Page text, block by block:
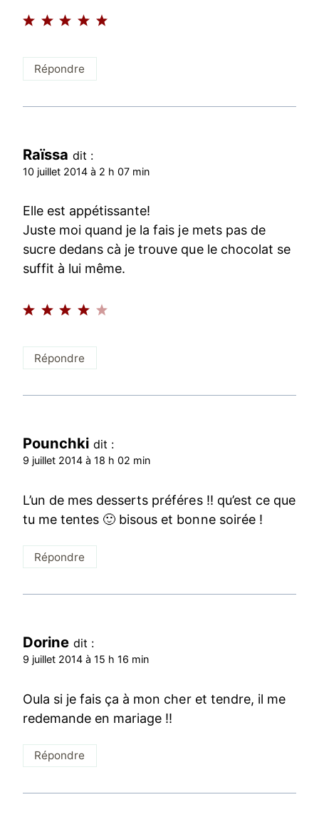
Répondre
Raïssa dit :
10 juillet 2014 à 2 h 07 min
Elle est appétissante!
Juste moi quand je la fais je mets pas de
sucre dedans cà je trouve que le chocolat se
suffit à lui même.
Répondre
Pounchki dit :
9 juillet 2014 à 18 h 02 min
L’un de mes desserts préféres !! qu’est ce que
tu me tentes 🙂 bisous et bonne soirée !
Répondre
Dorine dit :
9 juillet 2014 à 15 h 16 min
Oula si je fais ça à mon cher et tendre, il me
redemande en mariage !!
Répondre